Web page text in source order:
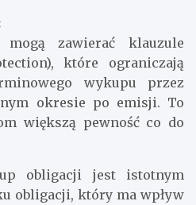
zawierać klauzule
które ograniczają
wykupu przez
okresie po emisji. To
większą pewność co do
obligacji jest istotnym
obligacji, który ma wpływ